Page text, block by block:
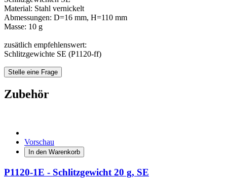
Material: Stahl vernickelt
Abmessungen: D=16 mm, H=110 mm
Masse: 10 g
zusätlich empfehlenswert:
Schlitzgewichte SE (P1120-ff)
Stelle eine Frage
Zubehör
Vorschau
In den Warenkorb
P1120-1E - Schlitzgewicht 20 g, SE